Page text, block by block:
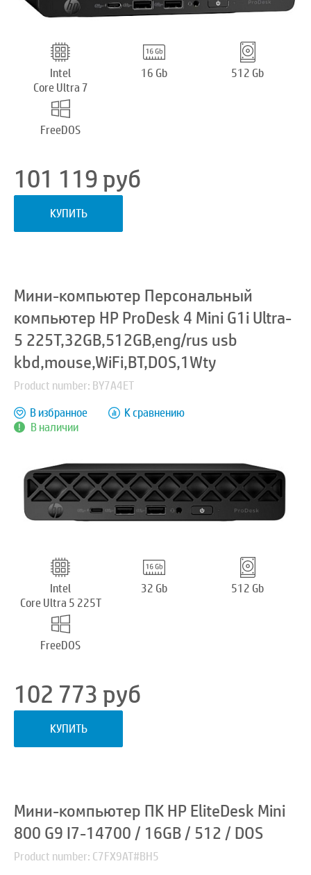
Intel
Core Ultra 7
16 Gb 512 Gb
FreeDOS
101 119руб
КУПИТЬ
Мини-компьютер Персональный
компьютер HP ProDesk 4 Mini G1i Ultra-
5 225T,32GB,512GB,eng/rus usb
kbd,mouse,WiFi,BT,DOS,1Wty
Product number: BY7A4ET
В наличии
В избранное К сравнению
Intel
Core Ultra 5 225T
32 Gb 512 Gb
FreeDOS
102 773 руб
КУПИТЬ
Мини-компьютер ПК HP EliteDesk Mini
800 G9 I7-14700 / 16GB / 512 / DOS
Product number: C7FX9AT#BH5